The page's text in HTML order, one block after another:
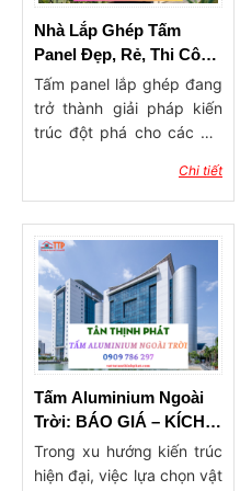
Nhà Lắp Ghép Tấm
Panel Đẹp, Rẻ, Thi Công
Nhanh
Tấm panel lắp ghép đang
trở thành giải pháp kiến
trúc đột phá cho các mô
cấp 4, homestay,
container, nhà ở công
nhân hay nhà vườn nhờ
hội tụ đủ 3 lợi thế: thi
công siêu tốc, linh hoạt và
tối ưu chi phí. Kết cấu của
nhà lắp ghép panel dựa
trên hệ khung thép chịu
lực kiên cố. Các tấm
panel đúc sẵn như PU,
EPS hay Rockwool sau đó
được lắp ráp trực tiếp tại
hiện trường, giúp dễ dàng
Chi tiết
Tấm Aluminium Ngoài
Trời: BÁO GIÁ – KÍCH
THƯỚC – ĐỊA CHỈ mua
tại Bà Rịa Vũng Tàu
Trong xu hướng kiến trúc
hiện đại, việc lựa chọn vật